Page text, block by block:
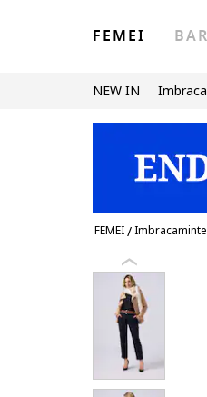
FEMEI
NEW IN
FEMEI/Imbracaminte